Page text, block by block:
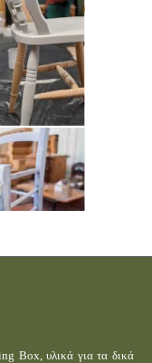
Box, υλικά για τα δικά